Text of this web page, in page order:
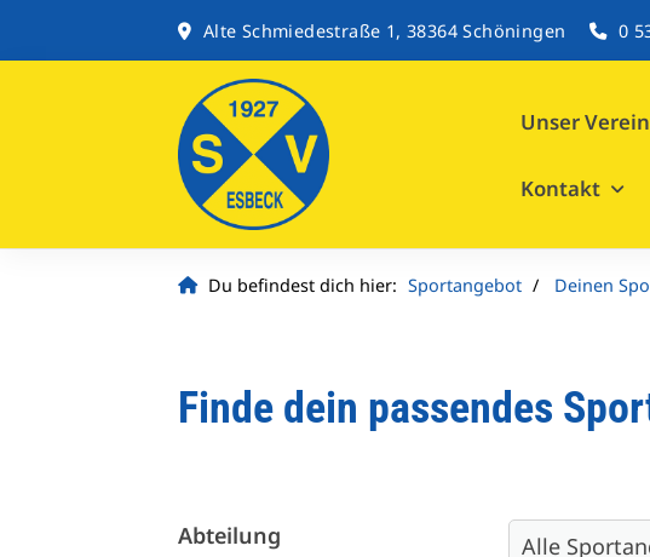
Alte Schmiedestraße 1, 38364 Schöningen 0
Unser Verein
Kontakt
Du befindest dich hier: Sportangebot Deinen
Finde dein passendes
Abteilung